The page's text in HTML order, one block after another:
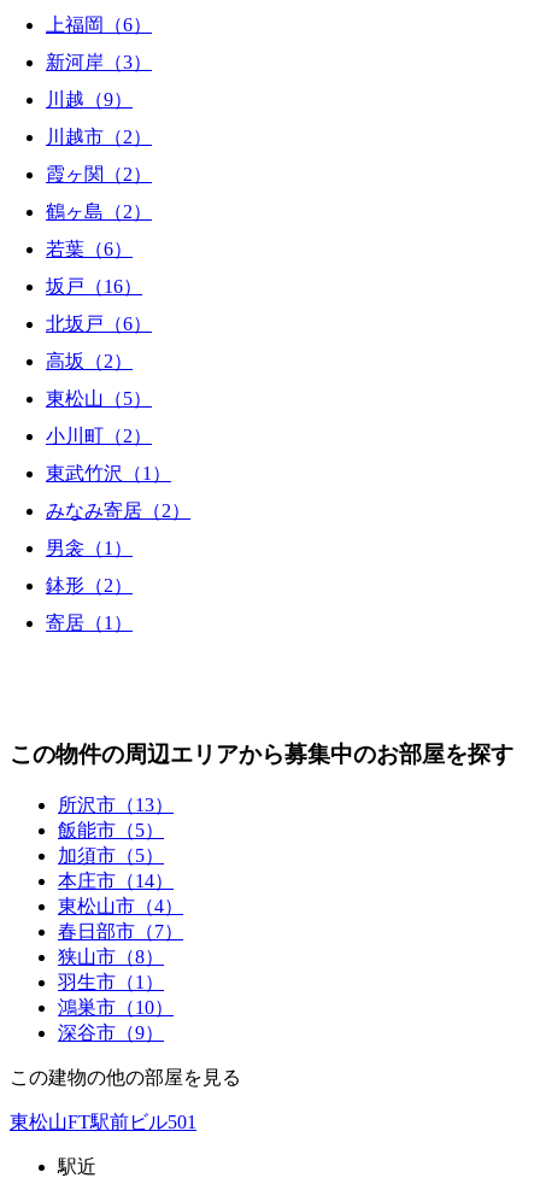
上福岡（6）
新河岸（3）
川越（9）
川越市（2）
霞ヶ関（2）
鶴ヶ島（2）
若葉（6）
坂戸（16）
北坂戸（6）
高坂（2）
東松山（5）
小川町（2）
東武竹沢（1）
みなみ寄居（2）
男衾（1）
鉢形（2）
寄居（1）
この物件の周辺エリアから募集中のお部屋を探す
所沢市（13）
飯能市（5）
加須市（5）
本庄市（14）
東松山市（4）
春日部市（7）
狭山市（8）
羽生市（1）
鴻巣市（10）
深谷市（9）
この建物の他の部屋を見る
東松山FT駅前ビル501
駅近